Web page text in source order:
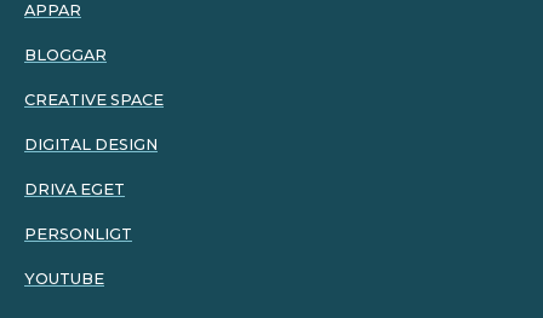
APPAR
BLOGGAR
CREATIVE SPACE
DIGITAL DESIGN
DRIVA EGET
PERSONLIGT
YOUTUBE